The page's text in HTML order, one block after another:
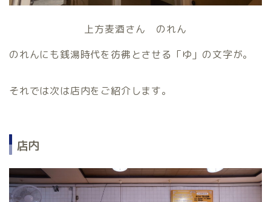
上方麦酒さん のれん
のれんにも銭湯時代を彷彿とさせる「ゆ」の文字が。
それでは次は店内をご紹介します。
店内